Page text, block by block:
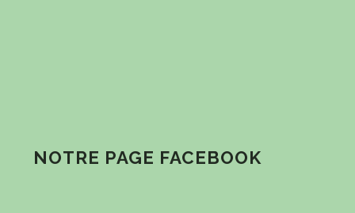
NOTRE PAGE FACEBOOK